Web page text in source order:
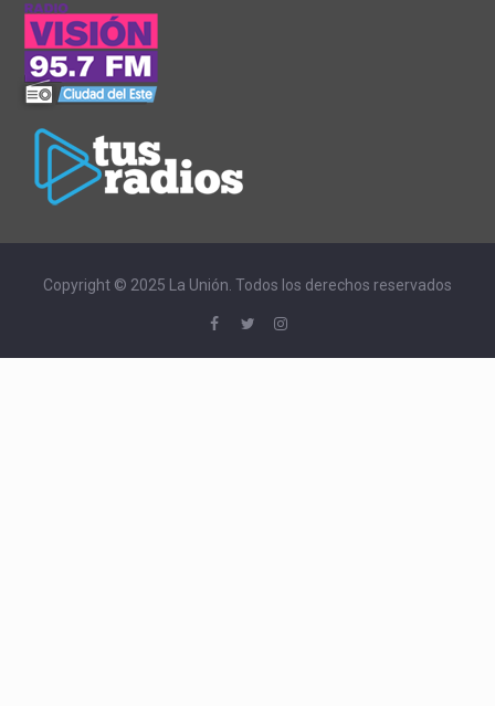
Copyright © 2025 La Unión. Todos los derechos reservados